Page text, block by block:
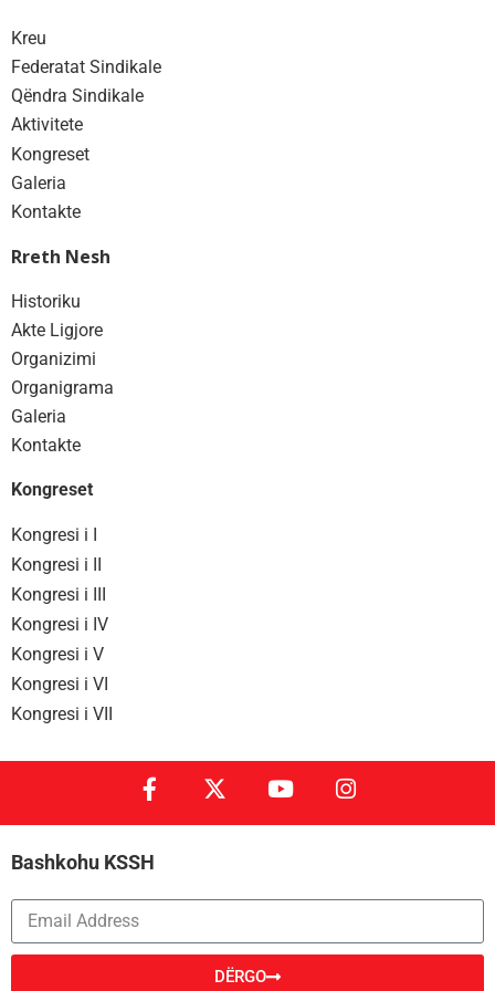
Kreu
Federatat Sindikale
Qëndra Sindikale
Aktivitete
Kongreset
Galeria
Kontakte
Rreth Nesh
Historiku
Akte Ligjore
Organizimi
Organigrama
Galeria
Kontakte
Kongreset
Kongresi i I
Kongresi i II
Kongresi i III
Kongresi i IV
Kongresi i V
Kongresi i VI
Kongresi i VII
Bashkohu KSSH
DËRGO